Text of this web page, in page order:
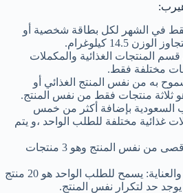
فقط في الشهر لكل بطاقة شخصية أو
14.5 كيلوغرام.
المنتجات الغذائية والمكملات
مختلفة فقط.
به من نفس المنتج الغذائي أو
ثلاثة منتجات فقط من نفس المنتج.
السعودية بإضافة أكثر من خمس
غذائية مختلفة للطلب الواحد ،و يتم
العدد وتخطيت الحد الأقصى من نفس المنتج وهو 3 منتجات
قسم منتجات التجميل والعناية: يسمح للطلب الواحد هو 20 منتج
حد لتكرار نفس المنتج.